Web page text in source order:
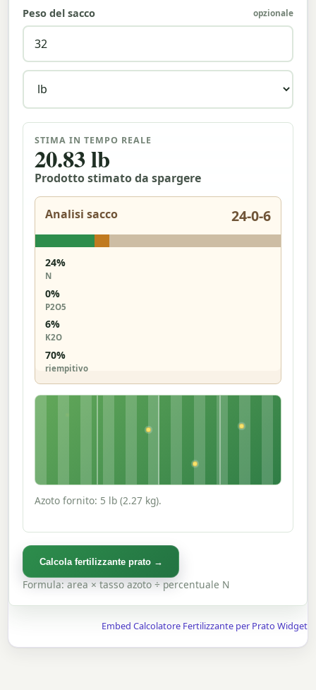
Peso del sacco opzionale
STIMA IN TEMPO REALE
20.83 lb
Prodotto stimato da spargere
Analisi sacco 24-0-6
24%
N
0%
P2O5
6%
K2O
70%
riempitivo
Azoto fornito: 5 lb (2.27 kg).
Calcola fertilizzante prato →
Formula: area × tasso azoto ÷ percentuale N
Embed Calcolatore Fertilizzante per Prato Widget